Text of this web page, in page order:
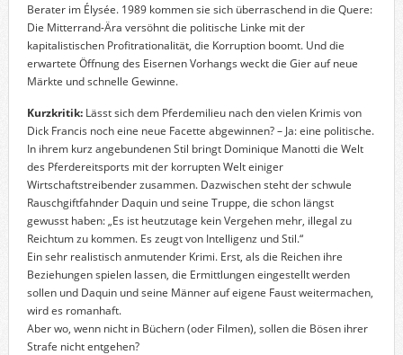
Berater im Élysée. 1989 kommen sie sich überraschend in die Quere:
Die Mitterrand-Ära versöhnt die politische Linke mit der
kapitalistischen Profitrationalität, die Korruption boomt. Und die
erwartete Öffnung des Eisernen Vorhangs weckt die Gier auf neue
Märkte und schnelle Gewinne.
Kurzkritik:Lässt sich dem Pferdemilieu nach den vielen Krimis von
Dick Francis noch eine neue Facette abgewinnen? – Ja: eine politische.
In ihrem kurz angebundenen Stil bringt Dominique Manotti die Welt
des Pferdereitsports mit der korrupten Welt einiger
Wirtschaftstreibender zusammen. Dazwischen steht der schwule
Rauschgiftfahnder Daquin und seine Truppe, die schon längst
gewusst haben: „Es ist heutzutage kein Vergehen mehr, illegal zu
Reichtum zu kommen. Es zeugt von Intelligenz und Stil.“
Ein sehr realistisch anmutender Krimi. Erst, als die Reichen ihre
Beziehungen spielen lassen, die Ermittlungen eingestellt werden
sollen und Daquin und seine Männer auf eigene Faust weitermachen,
wird es romanhaft.
Aber wo, wenn nicht in Büchern (oder Filmen), sollen die Bösen ihrer
Strafe nicht entgehen?